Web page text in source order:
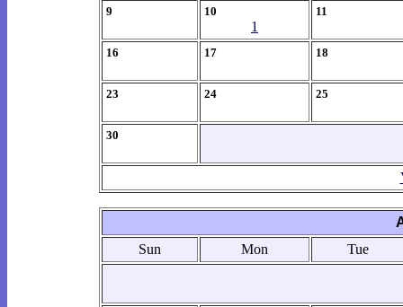
9 10
1
11
16 17 18
23 24 25
30
Sun
Mon Tue